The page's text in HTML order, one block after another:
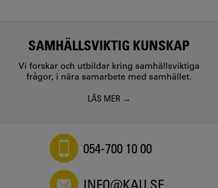
SAMHÄLLSVIKTIG KUNSKAP
Vi forskar och utbildar kring samhällsviktiga
frågor, i nära samarbete med samhället.
LÄS MER
054-700 10 00
INFO@KAU.SE